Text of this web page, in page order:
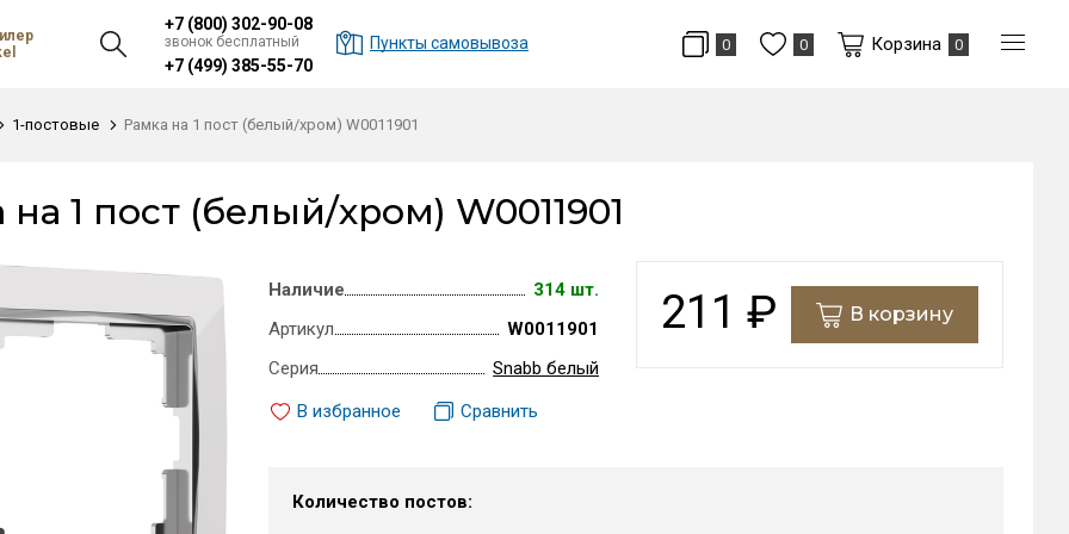
+7 (800) 302-90-08
звонок бесплатный
+7 (499) 385-55-70
Пункты самовывоза 0 0 Корзина 0
1-постовые Рамка на 1 пост (белый/хром) W0011901
на 1 пост (белый/хром) W0011901
211 ₽ В корзину
Наличие
314 шт.
Артикул
W0011901
Серия
Snabb белый
В избранное
Сравнить
Количество постов: